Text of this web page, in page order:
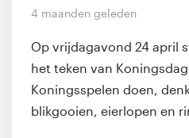
4 maanden geleden
Op vrijdagavond 24 april
het teken van
Koningsspelen doen,
blikgooien, eierlopen en